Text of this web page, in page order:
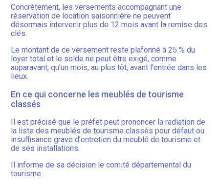
Concrètement, les versements accompagnant une
réservation de location saisonnière ne peuvent
désormais intervenir plus de 12 mois avant la remise des
clés.
Le montant de ce versement reste plafonné à 25 % du
loyer total et le solde ne peut être exigé, comme
auparavant, qu’un mois, au plus tôt, avant l’entrée dans les
lieux.
En ce qui concerne les meublés de tourisme
classés
Il est précisé que le préfet peut prononcer la radiation de
la liste des meublés de tourisme classés pour défaut ou
insuffisance grave d’entretien du meublé de tourisme et
de ses installations.
Il informe de sa décision le comité départemental du
tourisme.